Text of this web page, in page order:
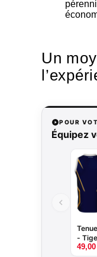
Un
POUR
Équipez
-
49,00